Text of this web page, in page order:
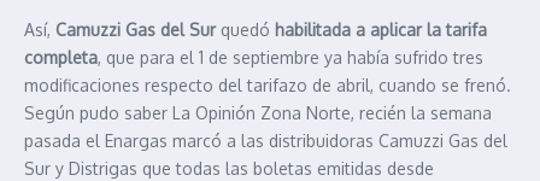
Así, Camuzzi Gas del Surquedó habilitada a aplicar la tarifa
completa, que para el 1 de septiembre ya había sufrido tres
modificaciones respecto del tarifazo de abril, cuando se frenó.
Según pudo saber La Opinión Zona Norte, recién la semana
pasada el Enargas marcó a las distribuidoras Camuzzi Gas del
Sur y Distrigas que todas las boletas emitidas desde